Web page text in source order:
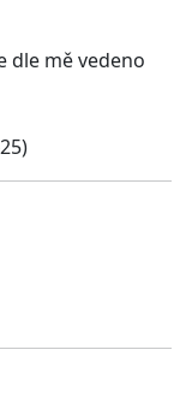
dle mě vedeno